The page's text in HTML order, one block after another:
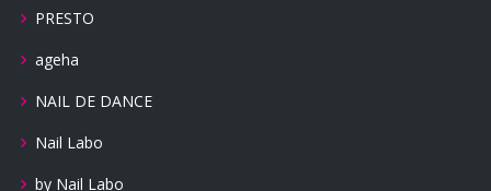
PRESTO
ageha
NAIL DE DANCE
Nail Labo
by Nail Labo